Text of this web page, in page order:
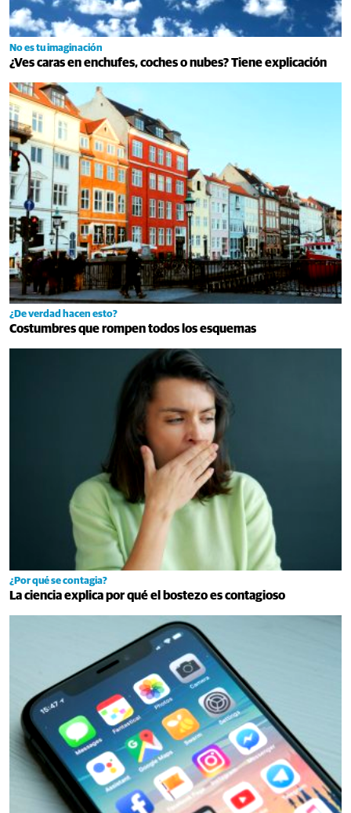
No es tu imaginación
¿Ves caras en enchufes, coches o nubes? Tiene explicación
¿De verdad hacen esto?
Costumbres que rompen todos los esquemas
¿Por qué se contagia?
La ciencia explica por qué el bostezo es contagioso